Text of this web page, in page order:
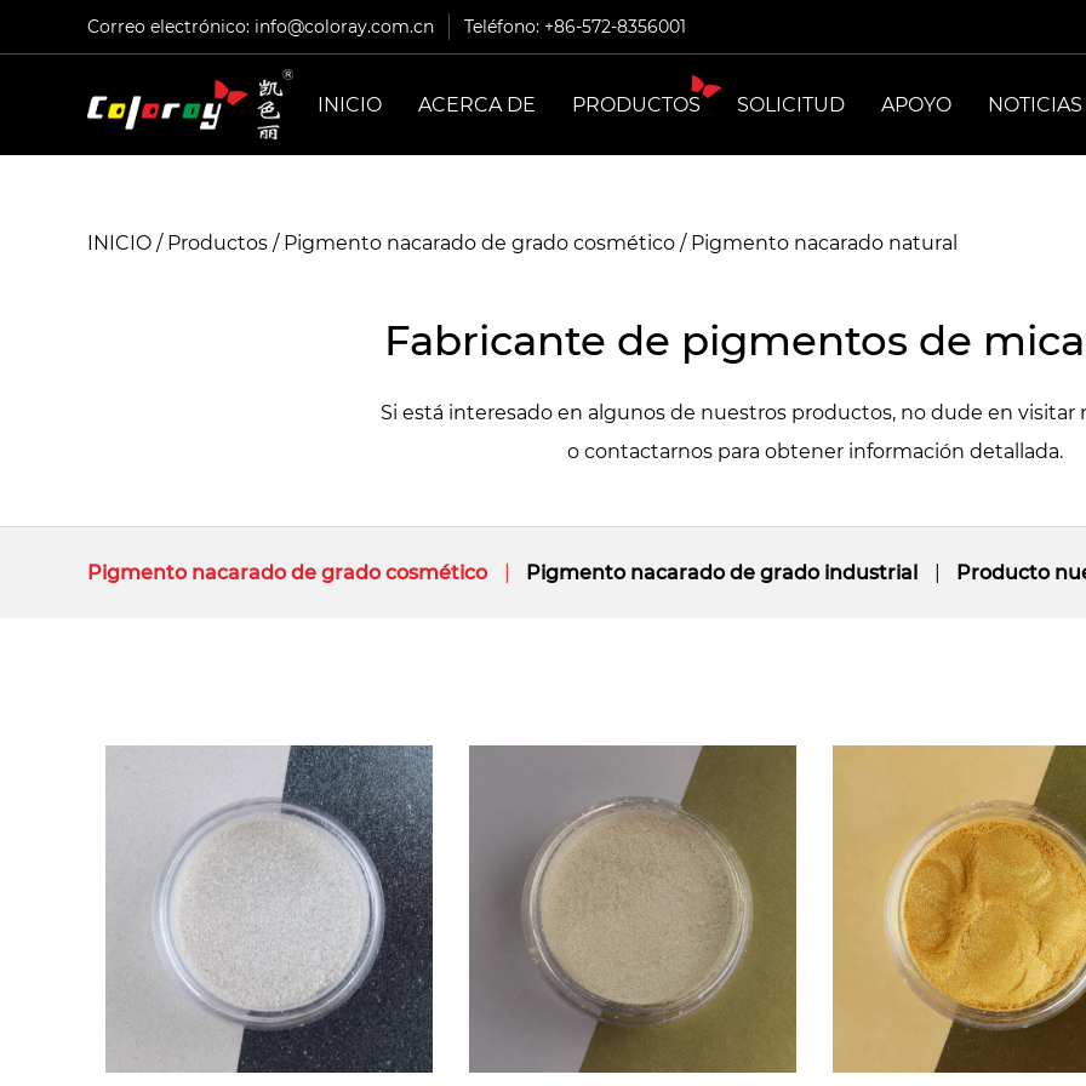
Correo electrónico: info@coloray.com.cn Teléfono: +86-572-8356001
INICIO ACERCA DE PRODUCTOS SOLICITUD APOYO NOTICIAS
INICIO / Productos / Pigmento nacarado de grado cosmético / Pigmento nacarado natural
Fabricante de pigmentos de
Si está interesado en algunos de nuestros productos, no dude en visitar
o contactarnos para obtener información detallada.
Pigmento nacarado de grado cosmético Pigmento nacarado de grado industrial Producto